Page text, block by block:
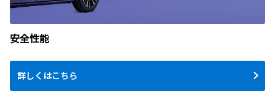
安全性能
詳しくはこちら